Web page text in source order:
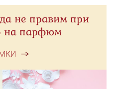
не правим при
на парфюм